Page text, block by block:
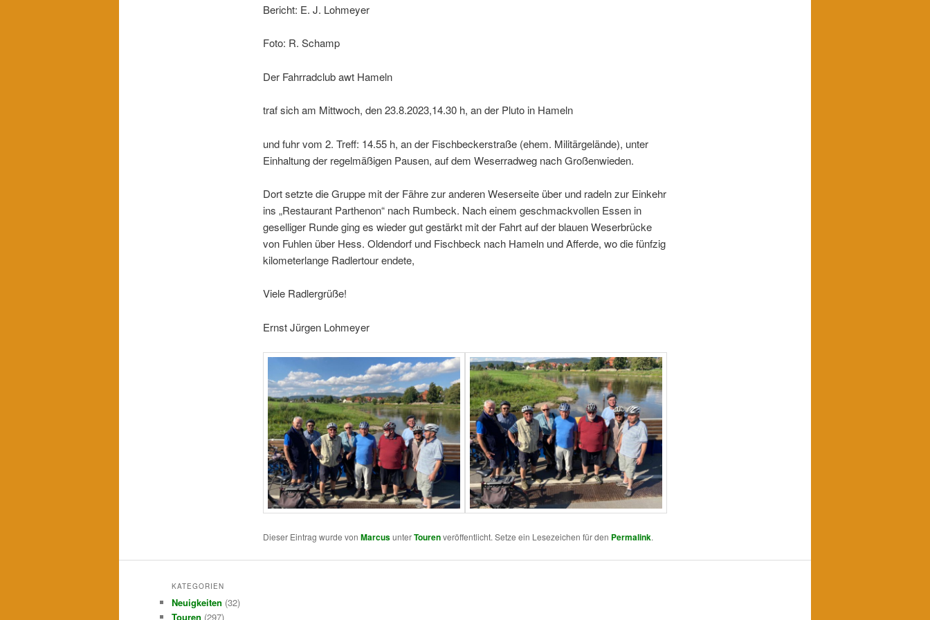
Bericht: E. J. Lohmeyer
Foto: R. Schamp
Der Fahrradclub awt Hameln
traf sich am Mittwoch, den 23.8.2023,14.30 h, an der Pluto in Hameln
und fuhr vom 2. Treff: 14.55 h, an der Fischbeckerstraße (ehem. Militärgelände), unter
Einhaltung der regelmäßigen Pausen, auf dem Weserradweg nach Großenwieden.
Dort setzte die Gruppe mit der Fähre zur anderen Weserseite über und radeln zur Einkehr
ins „Restaurant Parthenon“ nach Rumbeck. Nach einem geschmackvollen Essen in
geselliger Runde ging es wieder gut gestärkt mit der Fahrt auf der blauen Weserbrücke
von Fuhlen über Hess. Oldendorf und Fischbeck nach Hameln und Afferde, wo die fünfzig
kilometerlange Radlertour endete,
Viele Radlergrüße!
Ernst Jürgen Lohmeyer
Dieser Eintrag wurde von MarcusunterTourenveröffentlicht. Setze ein Lesezeichen für den Permalink.
KATEGORIEN
Neuigkeiten (32)
Touren (297)